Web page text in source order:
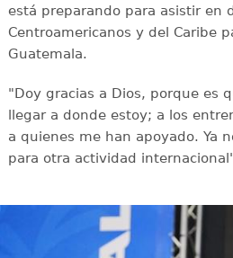
está preparando para asistir en
Centroamericanos y del Caribe
Guatemala.
"Doy gracias a Dios, porque es
llegar a donde estoy; a los
a quienes me han apoyado. Ya
para otra actividad